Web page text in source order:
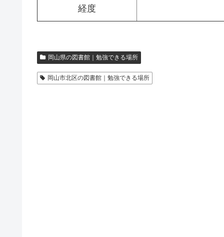
経度
岡山県の図書館｜勉強できる場所
岡山市北区の図書館｜勉強できる場所